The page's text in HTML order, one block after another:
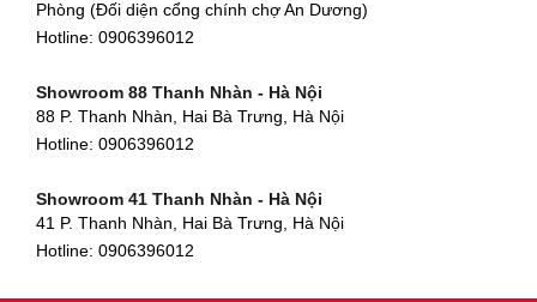
Showroom Huế
54 Hùng Vương, Phú Hội, Thành phố Huế, Thừa Thiên Huế
Showroom Hà Tĩnh
82 Quang Trung, Thạch Quý, Hà Tĩnh
Showroom Quy Nhơn - Bình Định
956 Trần Hưng Đạo, P, Thành phố Quy Nhơn, Bình Định
Phòng (Đối diện cổng chính chợ An Dương)
Hotline: 0906396012
Showroom 88 Thanh Nhàn - Hà Nội
88 P. Thanh Nhàn, Hai Bà Trưng, Hà Nội
Hotline: 0906396012
Showroom 41 Thanh Nhàn - Hà Nội
41 P. Thanh Nhàn, Hai Bà Trưng, Hà Nội
Hotline: 0906396012